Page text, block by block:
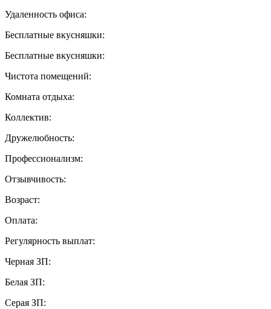
Удаленность офиса:
Бесплатные вкусняшки:
Бесплатные вкусняшки:
Чистота помещений:
Комната отдыха:
Коллектив:
Дружелюбность:
Профессионализм:
Отзывчивость:
Возраст:
Оплата:
Регулярность выплат:
Черная ЗП:
Белая ЗП:
Серая ЗП: